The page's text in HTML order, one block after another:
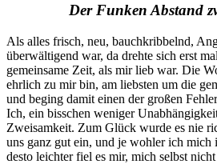
Der Funken Abstand
Als alles frisch, neu, bauchkribbelnd,
überwältigend war, da drehte sich erst
gemeinsame Zeit, als mir lieb war. Die
ehrlich zu mir bin, am liebsten um die
und beging damit einen der großen
Ich, ein bisschen weniger
Zweisamkeit. Zum Glück wurde es nie
uns ganz gut ein, und je wohler ich mich
desto leichter fiel es mir, mich selbst nicht